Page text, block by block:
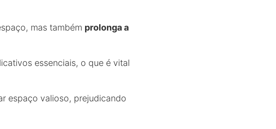
mas também prolonga a
essenciais, o que é vital
espaço valioso, prejudicando